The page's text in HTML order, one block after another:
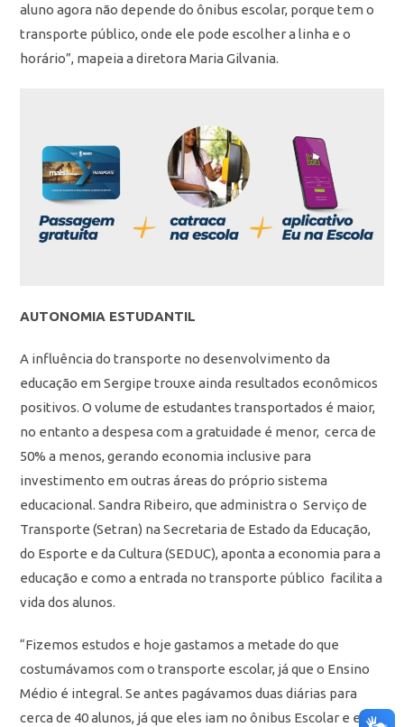
aluno agora não depende do ônibus escolar, porque tem o
transporte público, onde ele pode escolher a linha e o
horário”, mapeia a diretora Maria Gilvania.
AUTONOMIA ESTUDANTIL
A influência do transporte no desenvolvimento da
educação em Sergipe trouxe ainda resultados econômicos
positivos. O volume de estudantes transportados é maior,
no entanto a despesa com a gratuidade é menor, cerca de
50% a menos, gerando economia inclusive para
investimento em outras áreas do próprio sistema
educacional.Sandra Ribeiro, que administra o Serviço de
Transporte (Setran) na Secretaria de Estado da Educação,
do Esporte e da Cultura (SEDUC), aponta a economia para a
educação e como a entrada no transporte público facilita a
vida dos alunos.
“Fizemos estudos e hoje gastamos a metade do que
costumávamos com o transporte escolar, já que o Ensino
Médio é integral. Se antes pagávamos duas diárias para
cerca de 40 alunos, já que eles iam no ônibus Escolar e eles